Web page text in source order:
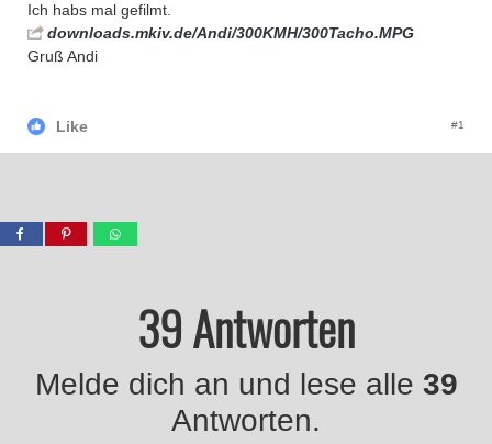
Ich habs mal gefilmt.
downloads.mkiv.de/Andi/300KMH/300Tacho.MPG
Gruß Andi
Like #1
39 Antworten
Melde dich an und lese alle 39
Antworten.